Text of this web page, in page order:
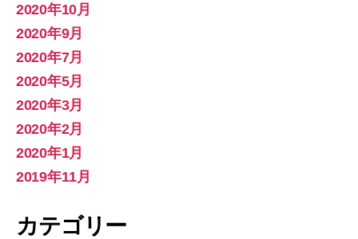
2020年10月
2020年9月
2020年7月
2020年5月
2020年3月
2020年2月
2020年1月
2019年11月
カテゴリー